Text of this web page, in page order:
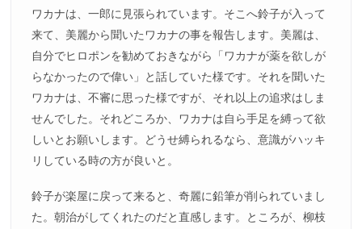
ワカナは、一郎に見張られています。そこへ鈴子が入って
来て、美麗から聞いたワカナの事を報告します。美麗は、
自分でヒロポンを勧めておきながら「ワカナが薬を欲しが
らなかったので偉い」と話していた様です。それを聞いた
ワカナは、不審に思った様ですが、それ以上の追求はしま
せんでした。それどころか、ワカナは自ら手足を縛って欲
しいとお願いします。どうせ縛られるなら、意識がハッキ
リしている時の方が良いと。
鈴子が楽屋に戻って来ると、奇麗に鉛筆が削られていまし
た。朝治がしてくれたのだと直感します。ところが、柳枝